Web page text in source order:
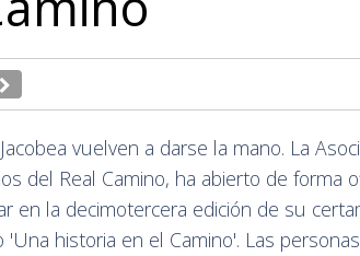
vuelven a darse la mano. La
del Real Camino, ha abierto de forma
en la decimotercera edición de su
historia en el Camino'. Las